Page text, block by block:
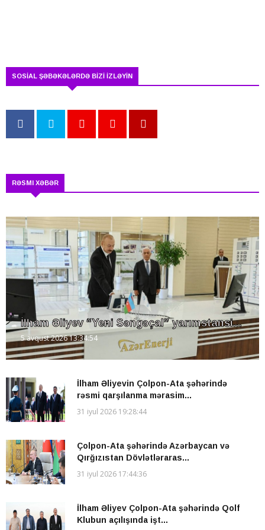
SOSİAL ŞƏBƏKƏLƏRDƏ BİZİ İZLƏYİN
RƏSMI XƏBƏR
İlham Əliyev “Yeni Səngəçal” yarımstansi...
5 avqust 2026 13:34:54
İlham Əliyevin Çolpon-Ata şəhərində
rəsmi qarşılanma mərasim...
31 iyul 2026 19:28:44
Çolpon-Ata şəhərində Azərbaycan və
Qırğızıstan Dövlətləraras...
31 iyul 2026 17:44:36
İlham Əliyev Çolpon-Ata şəhərində Qolf
Klubun açılışında işt...